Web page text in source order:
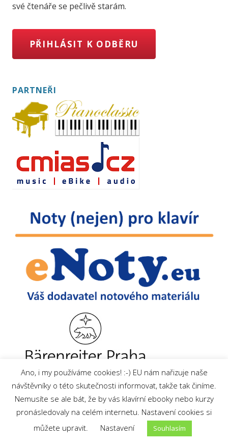
své čtenáře se pečlivě starám.
PŘIHLÁSIT K ODBĚRU
PARTNEŘI
CHCI SE O EVĚ DOZVĚDĚT
VÍC >>
Ano, i my používáme cookies! :-) EU nám nařizuje naše
návštěvníky o této skutečnosti informovat, takže tak činíme.
Nemusíte se ale bát, že by vás klavírní ebooky nebo kurzy
pronásledovaly na celém internetu. Nastavení cookies si
můžete upravit.
Nastavení Souhlasím